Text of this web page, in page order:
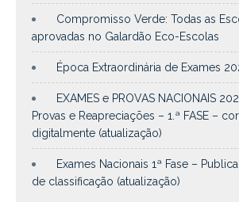
Compromisso Verde: Todas as
aprovadas no Galardão Eco-Escolas
Época Extraordinária de Exames
EXAMES e PROVAS NACIONAIS
Provas e Reapreciações – 1.ª FASE –
digitalmente (atualização)
Exames Nacionais 1ª Fase –
de classificação (atualização)